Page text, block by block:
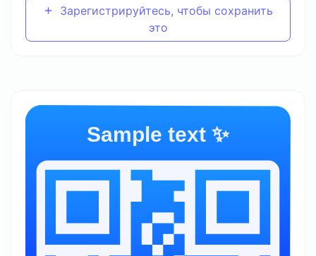
Зарегистрируйтесь, чтобы сохранить
это